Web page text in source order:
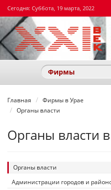
Сегодня: Суббота, 19 марта, 2022
Фирмы
Главная
Фирмы в Урае
Органы власти
Органы власти
Органы власти
Администрации городов и